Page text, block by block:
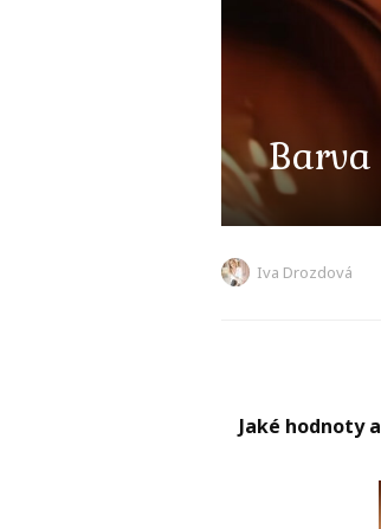
Iva Drozdová
Jaké hodnoty